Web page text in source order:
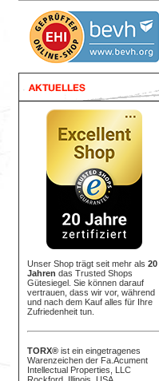
Unser Shop trägt seit mehr als 20
Jahren das Trusted Shops
Gütesiegel. Sie können darauf
vertrauen, dass wir vor, während
und nach dem Kauf alles für Ihre
Zufriedenheit tun.
TORX® ist ein eingetragenes
Warenzeichen der Fa.Acument
Intellectual Properties, LLC